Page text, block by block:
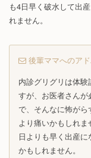
も4日早く破水して出
れません。
後輩ママへのア
内診グリグリは体
すが、お医者さん
で、そんなに怖が
より痛いかもしれ
日よりも早く出産
かもしれません。